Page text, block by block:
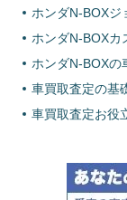
ホンダN-BOXジ
ホンダN-BOXカ
ホンダN-BOXの
車買取査定の基
車買取査定お役